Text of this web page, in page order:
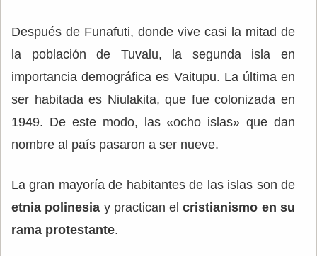
Después de Funafuti, donde vive casi la mitad de
la población de Tuvalu, la segunda isla en
importancia demográfica es Vaitupu. La última en
ser habitada es Niulakita, que fue colonizada en
1949. De este modo, las «ocho islas» que dan
nombre al país pasaron a ser nueve.
La gran mayoría de habitantes de las islas son de
etnia polinesia y practican elcristianismo en su
rama protestante.